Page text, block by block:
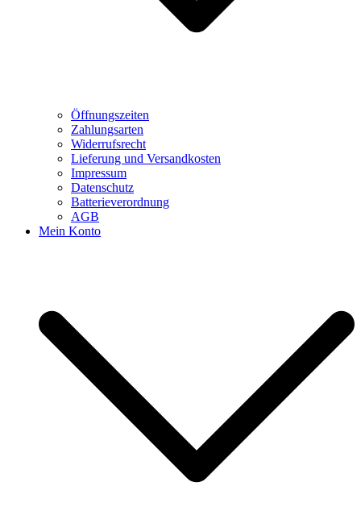
Öffnungszeiten
Zahlungsarten
Widerrufsrecht
Lieferung und Versandkosten
Impressum
Datenschutz
Batterieverordnung
AGB
Mein Konto